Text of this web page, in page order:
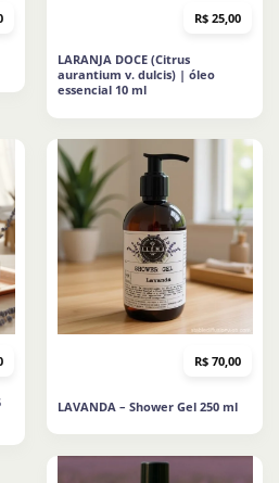
O
R$ 153,00.LARANJA DOCE (Citrus
aurantium v. dulcis) | óleo
essencial 10 ml
R$ 25,00
LAVANDA – Shower Gel 250 ml
R$ 70,00